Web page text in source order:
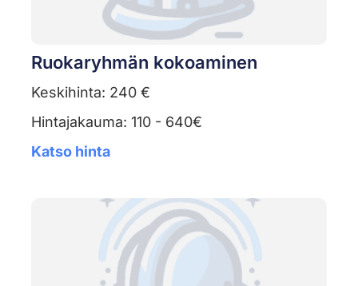
Ruokaryhmän kokoaminen
Keskihinta: 240 €
Hintajakauma: 110 - 640€
Katso hinta